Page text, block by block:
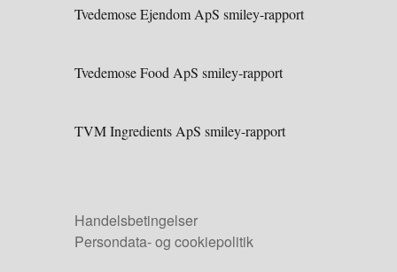
Tvedemose Ejendom ApS smiley-rapport
Tvedemose Food ApS smiley-rapport
TVM Ingredients ApS smiley-rapport
Handelsbetingelser
Persondata- og cookiepolitik